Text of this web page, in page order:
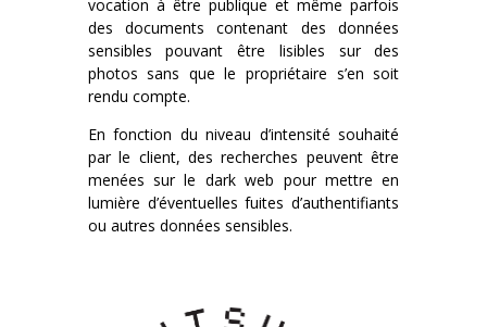
vocation à être publique et même parfois
des documents contenant des données
sensibles pouvant être lisibles sur des
photos sans que le propriétaire s’en soit
rendu compte.
En fonction du niveau d’intensité souhaité
par le client, des recherches peuvent être
menées sur le dark web pour mettre en
lumière d’éventuelles fuites d’authentifiants
ou autres données sensibles.